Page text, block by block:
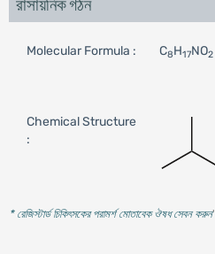
রাসায়নিক গঠন
Molecular Formula : C8H17NO2
Chemical Structure
:
* রেজিস্টার্ড চিকিৎসকের পরামর্শ মোতাবেক ঔষধ সেবন করুন'